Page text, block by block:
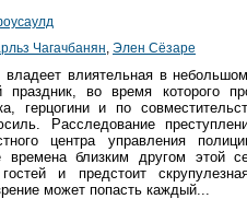
Чагачбанян, Элен Сёзаре
влиятельная в
во время которого
герцогини и по
Расследование
центра управления
близким другом этой
и предстоит
может попасть каждый...